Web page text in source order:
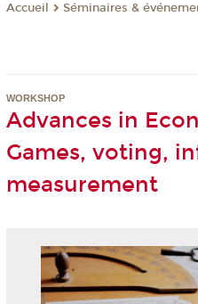
Accueil Séminaires &
WORKSHOP
Advances in
Games, voting,
measurement